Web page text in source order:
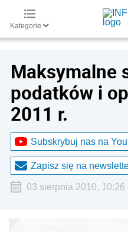
Kategorie
Maksymalne
podatków i
2011 r.
Subskrybuj nas na
Zapisz się na
03 sierpnia 2010, 10:26